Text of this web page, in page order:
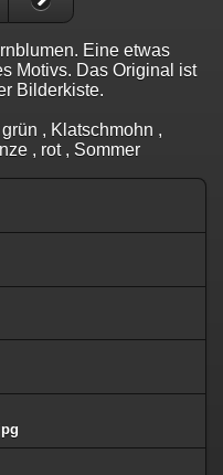
Eine etwas
Motivs. Das Original ist
Bilderkiste.
, Klatschmohn ,
, rot , Sommer